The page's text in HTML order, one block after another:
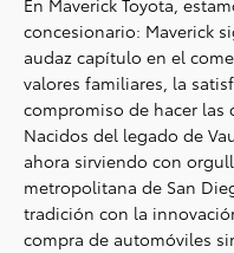
En Maverick Toyota,
concesionario: Maverick
audaz capítulo en el
valores familiares, la
compromiso de hacer las
Nacidos del legado de
ahora sirviendo con
metropolitana de San
tradición con la
compra de automóviles